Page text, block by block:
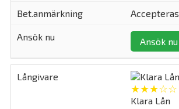
Accepteras
Ansök nu
★★★☆☆
Klara Lån